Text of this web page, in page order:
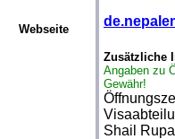
Webseite
Zusätzliche
Angaben zu
Gewähr!
Shail